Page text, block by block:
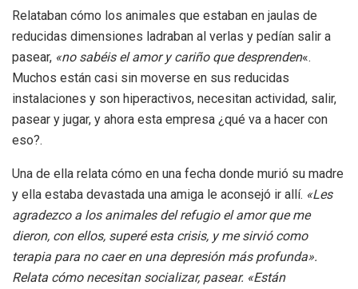
Relataban cómo los animales que estaban en jaulas de
reducidas dimensiones ladraban al verlas y pedían salir a
pasear, «no sabéis el amor y cariño que desprenden«.
Muchos están casi sin moverse en sus reducidas
instalaciones y son hiperactivos, necesitan actividad, salir,
pasear y jugar, y ahora esta empresa ¿qué va a hacer con
eso?.
Una de ella relata cómo en una fecha donde murió su madre
y ella estaba devastada una amiga le aconsejó ir allí. «Les
agradezco a los animales del refugio el amor que me
dieron, con ellos, superé esta crisis, y me sirvió como
terapia para no caer en una depresión más profunda».
Relata cómo necesitan socializar, pasear. «Están